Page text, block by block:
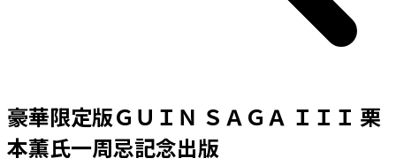
豪華限定版ＧＵＩＮ ＳＡＧＡ ＩＩＩ 栗
本薫氏一周忌記念出版